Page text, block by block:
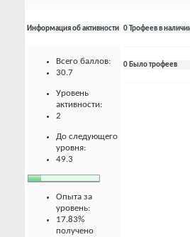
Информация об активности
Всего баллов:
30.7
Уровень
активности:
2
До следующего
уровня:
49.3
Опыта за
уровень:
17.83%
получено
0 Трофеев в
0 Было трофеев